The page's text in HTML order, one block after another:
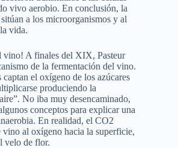
vivo aerobio. En conclusión, la
a los microorganismos y al
vida.
vino! A finales del XIX, Pasteur
de la fermentación del vino.
el oxígeno de los azúcares
produciendo la
No iba muy desencaminado,
conceptos para explicar una
En realidad, el CO2
vino al oxígeno hacia la superficie,
velo de flor.